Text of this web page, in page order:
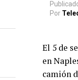
Por
El 5 de
en
camión